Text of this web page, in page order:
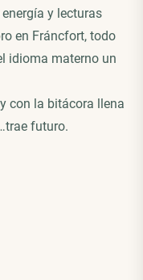
y lecturas
en Fráncfort, todo
idioma materno un
con la bitácora llena
futuro.